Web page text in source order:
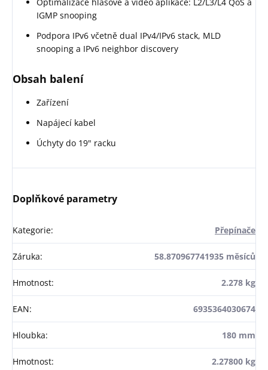
Optimalizace hlasové a video aplikace: L2/L3/L4 QoS a
IGMP snooping
Podpora IPv6 včetně dual IPv4/IPv6 stack, MLD
snooping a IPv6 neighbor discovery
Obsah balení
Zařízení
Napájecí kabel
Úchyty do 19" racku
Doplňkové parametry
Kategorie: Přepínače
Záruka: 58.870967741935 měsíců
Hmotnost: 2.278 kg
EAN: 6935364030674
Hloubka: 180 mm
Hmotnost: 2.27800 kg